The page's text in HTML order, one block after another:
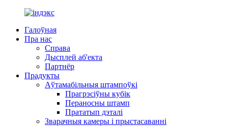
Галоўная
Пра нас
Справа
Дысплей аб'екта
Партнёр
Прадукты
Аўтамабільныя штампоўкі
Прагрэсіўны кубік
Пераносны штамп
Прататып дэталі
Зварачныя камеры і прыстасаванні